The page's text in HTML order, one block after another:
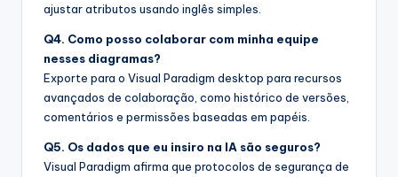
ajustar atributos usando inglês simples.
Q4. Como posso colaborar com minha equipe
nesses diagramas?
Exporte para o Visual Paradigm desktop para recursos
avançados de colaboração, como histórico de versões,
comentários e permissões baseadas em papéis.
Q5. Os dados que eu insiro na IA são seguros?
Visual Paradigm afirma que protocolos de segurança de